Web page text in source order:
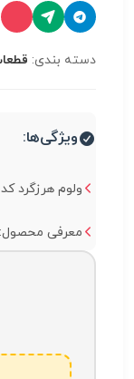
دسته بندی:
ویژگی‌ها:
ولوم هرزگرد کد 7 | کنترل دقیق برای تنظیمات حرفه‌ای...
معرفی